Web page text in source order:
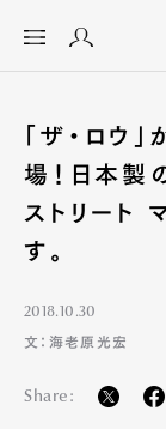
「ザ・ロウ
場！日本製
ストリート
す。
2018.10.30
文：海老原光宏
Share: